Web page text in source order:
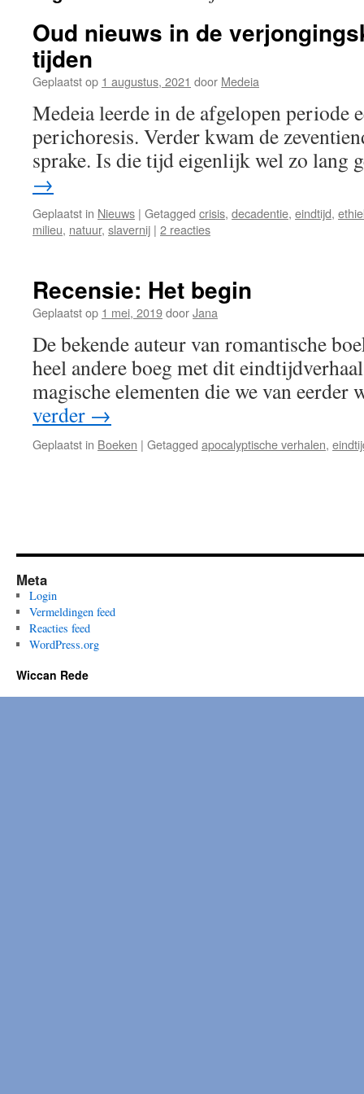
Oud nieuws in de
tijden
Geplaatst op 1 augustus, 2021 door Medeia
Medeia leerde in de afgelopen periode
perichoresis. Verder kwam de
sprake. Is die tijd eigenlijk wel zo lang
→
Geplaatst in Nieuws | Getagged crisis, decadentie, eindtijd,
milieu, natuur, slavernij | 2 reacties
Recensie: Het begin
Geplaatst op 1 mei, 2019doorJana
De bekende auteur van romantische
heel andere boeg met dit
magische elementen die we van eerder
verder →
Geplaatst in Boeken | Getagged apocalyptische verhalen,
Meta
Login
Vermeldingen feed
Reacties feed
WordPress.org
Wiccan Rede